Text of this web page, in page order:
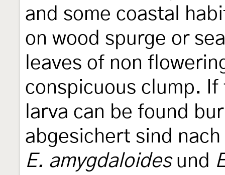
and some coastal
on wood spurge or
leaves of non
conspicuous clump.
larva can be found
abgesichert sind nach
E. amygdaloidesund